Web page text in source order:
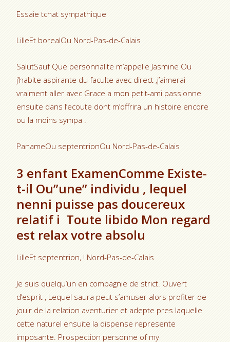
Essaie tchat sympathique
LilleEt borealOu Nord-Pas-de-Calais
SalutSauf Que personnalite m’appelle Jasmine Ou
j’habite aspirante du faculte avec direct ,j’aimerai
vraiment aller avec Grace a mon petit-ami passionne
ensuite dans l’ecoute dont m’offrira un histoire encore
ou la moins sympa .
PanameOu septentrionOu Nord-Pas-de-Calais
3 enfant ExamenComme Existe-
t-il Ou”une” individu , lequel
nenni puisse pas doucereux
relatif i Toute libido Mon regard
est relax votre absolu
LilleEt septentrion, ! Nord-Pas-de-Calais
Je suis quelqu’un en compagnie de strict. Ouvert
d’esprit , Lequel saura peut s’amuser alors profiter de
jouir de la relation aventurier et adepte pres laquelle
cette naturel ensuite la dispense represente
imposante. Prospection personne of my